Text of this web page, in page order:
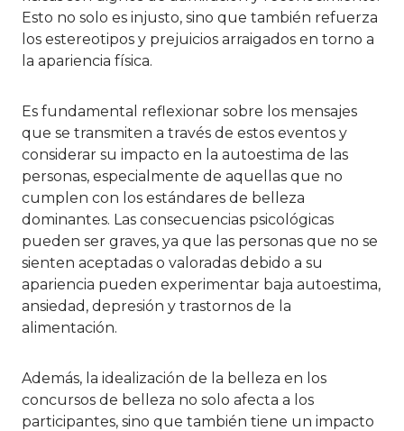
Esto no solo es injusto, sino que también refuerza
los estereotipos y prejuicios arraigados en torno a
la apariencia física.
Es fundamental reflexionar sobre los mensajes
que se transmiten a través de estos eventos y
considerar su impacto en la autoestima de las
personas, especialmente de aquellas que no
cumplen con los estándares de belleza
dominantes. Las consecuencias psicológicas
pueden ser graves, ya que las personas que no se
sienten aceptadas o valoradas debido a su
apariencia pueden experimentar baja autoestima,
ansiedad, depresión y trastornos de la
alimentación.
Además, la idealización de la belleza en los
concursos de belleza no solo afecta a los
participantes, sino que también tiene un impacto